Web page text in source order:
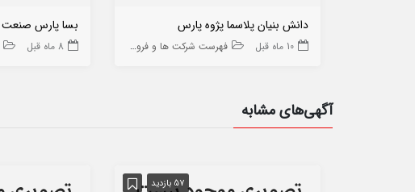
دانش بنیان پلاسما پژوه پارس
10 ماه قبل فهرست شرکت ها و فروشگاه ها
بسا پارس صنعت
8 ماه قبل
آگهی‌های مشابه
57 بازدید